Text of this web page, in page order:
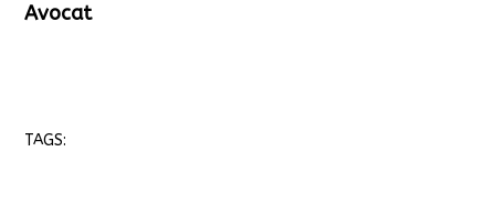
Avocat
TAGS: